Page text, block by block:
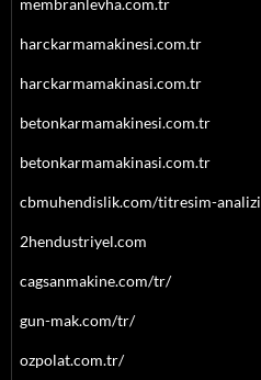
membranlevha.com.tr
harckarmamakinesi.com.tr
harckarmamakinasi.com.tr
betonkarmamakinesi.com.tr
betonkarmamakinasi.com.tr
cbmuhendislik.com/titresim-analizi
2hendustriyel.com
cagsanmakine.com/tr/
gun-mak.com/tr/
ozpolat.com.tr/